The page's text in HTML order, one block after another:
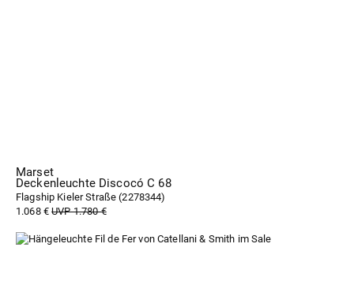
Marset
Deckenleuchte Discocó C 68
Flagship Kieler Straße (2278344)
1.068 €UVP 1.780 €